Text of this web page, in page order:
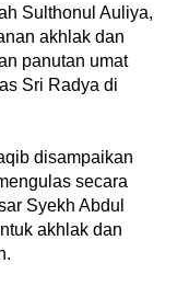
Sulthonul Auliya,
akhlak dan
panutan umat
Sri Radya di
disampaikan
secara
Syekh Abdul
akhlak dan